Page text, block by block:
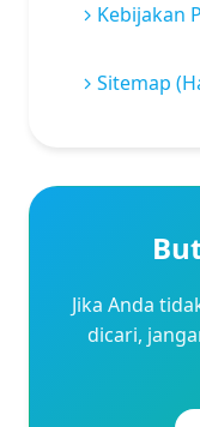
Kebijakan
Sitemap
Jika Anda
dicari,